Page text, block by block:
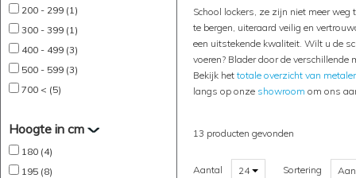
200 - 299 (1)
300 - 399 (1)
400 - 499 (3)
500 - 599 (3)
700 < (5)
Hoogte in cm
180 (4)
195 (8)
School lockers, ze zijn niet meer
te bergen, uiteraard veilig en
een uitstekende kwaliteit. Wilt u de
voeren? Blader door de
Bekijk het totale overzicht van
langs op onze showroom om ons
13 producten gevonden
Aantal 24 Sortering